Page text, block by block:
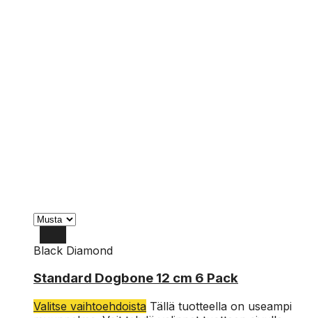
Black Diamond
Standard Dogbone 12 cm 6 Pack
Valitse vaihtoehdoista Tällä tuotteella on useampi